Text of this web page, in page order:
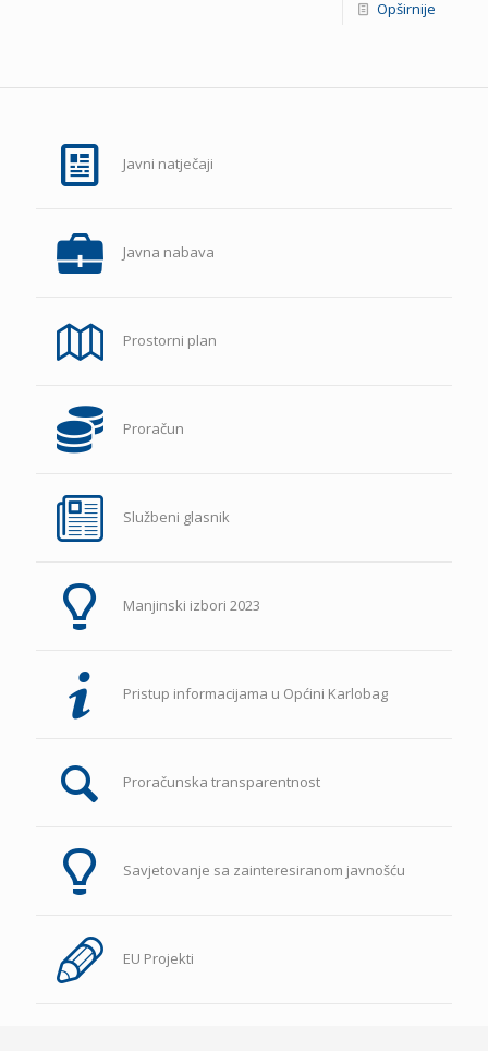
Opširnije
Javni natječaji
Javna nabava
Prostorni plan
Proračun
Službeni glasnik
Manjinski izbori 2023
Pristup informacijama u Općini Karlobag
Proračunska transparentnost
Savjetovanje sa zainteresiranom javnošću
EU Projekti